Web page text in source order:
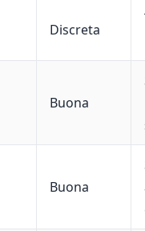
Discreta
Buona
Buona